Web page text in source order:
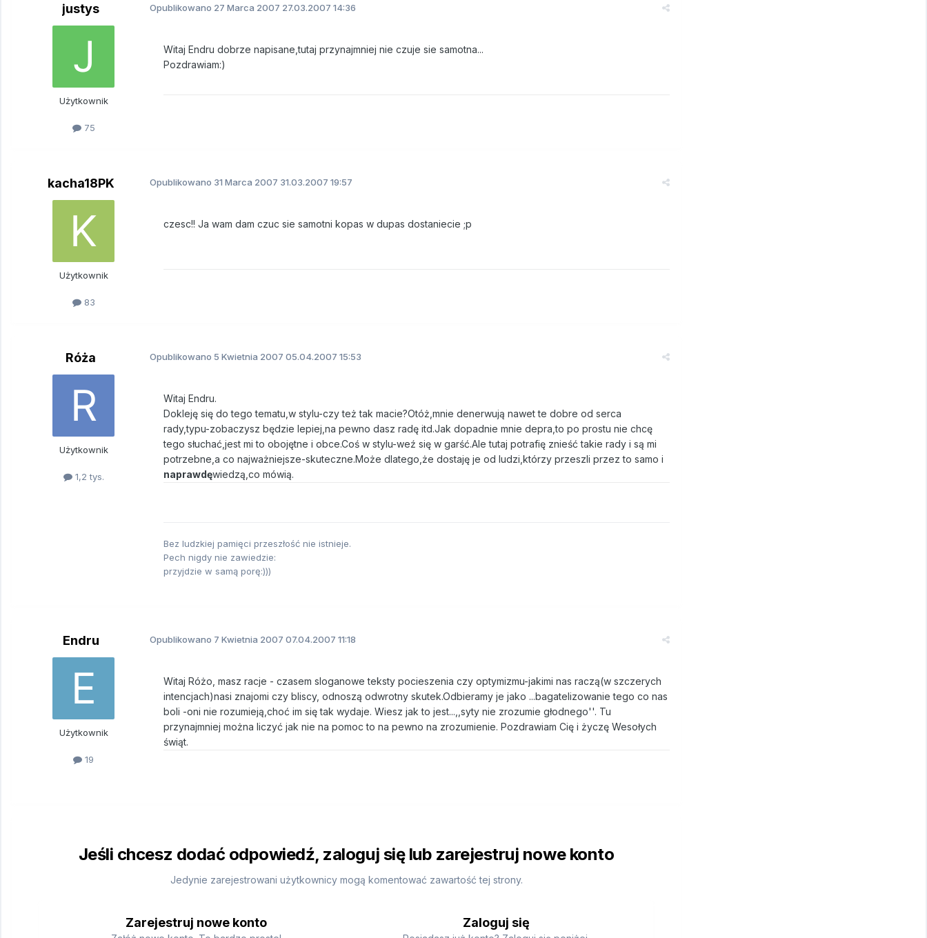
justys
Użytkownik
75
Opublikowano 27 Marca 2007 27.03.2007 14:36
Witaj Endru dobrze napisane,tutaj przynajmniej nie czuje sie samotna...
Pozdrawiam:)
kacha18PK
Użytkownik
83
Opublikowano 31 Marca 2007 31.03.2007 19:57
czesc!! Ja wam dam czuc sie samotni kopas w dupas dostaniecie ;p
Róża
Użytkownik
1,2 tys.
Opublikowano 5 Kwietnia 2007 05.04.2007 15:53
Witaj Endru.
Dokleję się do tego tematu,w stylu-czy też tak macie?Otóż,mnie denerwują nawet te dobre od serca
rady,typu-zobaczysz będzie lepiej,na pewno dasz radę itd.Jak dopadnie mnie depra,to po prostu nie chcę
tego słuchać,jest mi to obojętne i obce.Coś w stylu-weź się w garść.Ale tutaj potrafię znieść takie rady i są mi
potrzebne,a co najważniejsze-skuteczne.Może dlatego,że dostaję je od ludzi,którzy przeszli przez to samo i
naprawdęwiedzą,co mówią.
Bez ludzkiej pamięci przeszłość nie istnieje.
Pech nigdy nie zawiedzie:
przyjdzie w samą porę:)))
Endru
Użytkownik
19
Opublikowano 7 Kwietnia 2007 07.04.2007 11:18
Witaj Różo, masz racje - czasem sloganowe teksty pocieszenia czy optymizmu-jakimi nas raczą(w szczerych
intencjach)nasi znajomi czy bliscy, odnoszą odwrotny skutek.Odbieramy je jako ...bagatelizowanie tego co nas
boli -oni nie rozumieją,choć im się tak wydaje. Wiesz jak to jest...,,syty nie zrozumie głodnego''. Tu
przynajmniej można liczyć jak nie na pomoc to na pewno na zrozumienie. Pozdrawiam Cię i życzę Wesołych
świąt.
Jeśli chcesz dodać odpowiedź, zaloguj się lub zarejestruj nowe konto
Jedynie zarejestrowani użytkownicy mogą komentować zawartość tej strony.
Zarejestruj nowe konto Zaloguj się